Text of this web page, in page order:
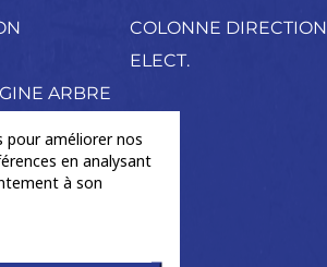
pour améliorer nos
en analysant
à son
ARBRE
COLONNE DIRECTION
ELECT.